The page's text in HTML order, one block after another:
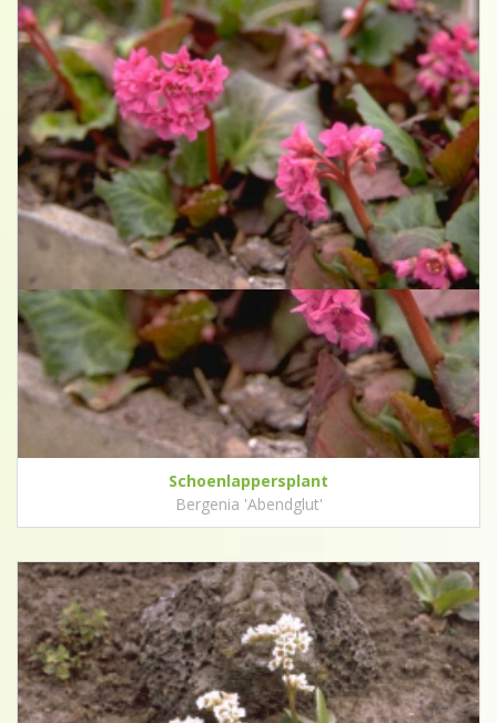
Schoenlappersplant
Bergenia 'Abendglut'